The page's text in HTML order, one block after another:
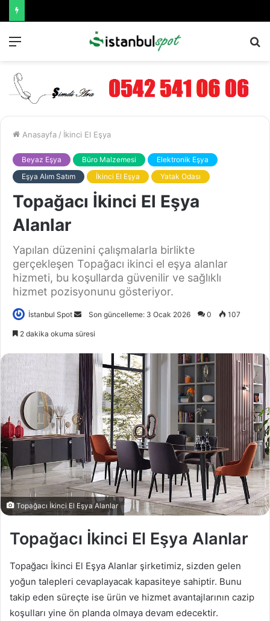
Menü
Anasayfa / İkinci El Eşya
Beyaz Eşya Büro Malzemesi
Elektronik Eşya
Eşya Alım Satım
İkinci El Eşya Yatak Odası
Topağacı İkinci El Eşya
Alanlar
Yapılan düzenini çalışmalarla birlikte
gerçekleşen Topağacı ikinci el eşya alanlar
hizmeti, bu koşullarda güvenilir ve sağlıklı
hizmet pozisyonunu gösteriyor.
İstanbul Spot
Bir
göndermek
Son güncelleme: 3 Ocak 2026 0 107
2 dakika okuma süresi
Topağacı İkinci El Eşya Alanlar
Topağacı İkinci El Eşya Alanlar
Topağacı İkinci El Eşya Alanlar şirketimiz, sizden gelen
yoğun talepleri cevaplayacak kapasiteye sahiptir. Bunu
takip eden süreçte ise ürün ve hizmet avantajlarının cazip
koşulları yine ön planda olmaya devam edecektir.